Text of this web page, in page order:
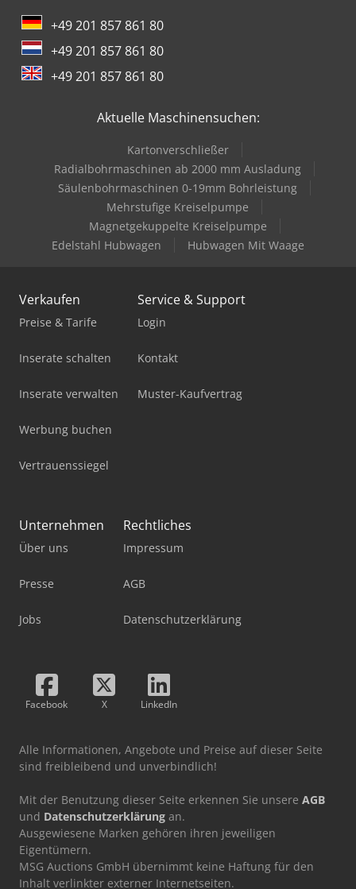
+49 201 857 861 80
+49 201 857 861 80
+49 201 857 861 80
Aktuelle Maschinensuchen:
Kartonverschließer
Radialbohrmaschinen ab 2000 mm Ausladung
Säulenbohrmaschinen 0-19mm Bohrleistung
Mehrstufige Kreiselpumpe
Magnetgekuppelte Kreiselpumpe
Edelstahl Hubwagen
Hubwagen Mit Waage
Verkaufen
Preise & Tarife
Inserate schalten
Inserate verwalten
Werbung buchen
Vertrauenssiegel
Service & Support
Login
Kontakt
Muster-Kaufvertrag
Unternehmen
Über uns
Presse
Jobs
Rechtliches
Impressum
AGB
Datenschutzerklärung
Facebook X LinkedIn
Alle Informationen, Angebote und Preise auf dieser Seite
sind freibleibend und unverbindlich!
Mit der Benutzung dieser Seite erkennen Sie unsere AGB
und Datenschutzerklärung an.
Ausgewiesene Marken gehören ihren jeweiligen
Eigentümern.
MSG Auctions GmbH übernimmt keine Haftung für den
Inhalt verlinkter externer Internetseiten.